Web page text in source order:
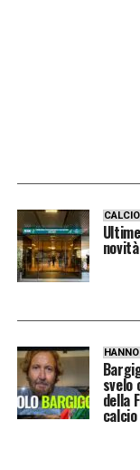
corsa
della
Anche in
in Ciociaria
L’intenzione
di riallacciare
i rossoblù per
titolo
ragazzo di
svelo
della
calcio